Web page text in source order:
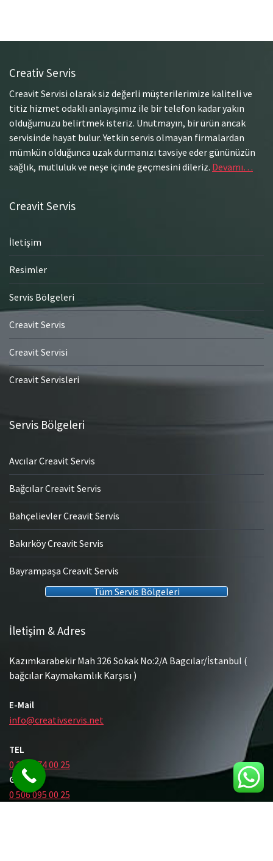
Creativ Servis
Creavit Servisi olarak siz değerli müşterilerimize kaliteli ve
titiz hizmet odaklı anlayışımız ile bir telefon kadar yakın
olduğumuzu belirtmek isteriz. Unutmayın, bir ürün ancak
servisinde hayat bulur. Yetkin servis olmayan firmalardan
mümkün olduğunca uzak durmanızı tavsiye eder gününüzün
sağlık, mutluluk ve neşe içinde geçmesini dileriz. Devamı…
Creavit Servis
İletişim
Resimler
Servis Bölgeleri
Creavit Servis
Creavit Servisi
Creavit Servisleri
Servis Bölgeleri
Avcılar Creavit Servis
Bağcılar Creavit Servis
Bahçelievler Creavit Servis
Bakırköy Creavit Servis
Bayrampaşa Creavit Servis
Tüm Servis Bölgeleri
İletişim & Adres
Kazımkarabekir Mah 326 Sokak No:2/A Bagcılar/İstanbul (
bağcılar Kaymakamlık Karşısı )
E-Mail
info@creativservis.net
TEL
0 212 474 00 25
GSM
0 506 095 00 25